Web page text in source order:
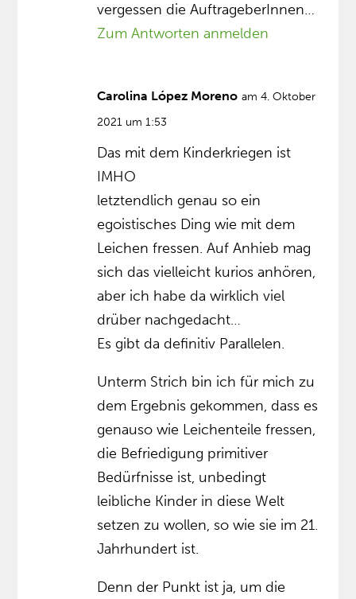
vergessen die AuftrageberInnen…
Zum Antworten anmelden
Carolina López Moreno am 4. Oktober
2021 um 1:53
Das mit dem Kinderkriegen ist
IMHO
letztendlich genau so ein
egoistisches Ding wie mit dem
Leichen fressen. Auf Anhieb mag
sich das vielleicht kurios anhören,
aber ich habe da wirklich viel
drüber nachgedacht…
Es gibt da definitiv Parallelen.
Unterm Strich bin ich für mich zu
dem Ergebnis gekommen, dass es
genauso wie Leichenteile fressen,
die Befriedigung primitiver
Bedürfnisse ist, unbedingt
leibliche Kinder in diese Welt
setzen zu wollen, so wie sie im 21.
Jahrhundert ist.
Denn der Punkt ist ja, um die